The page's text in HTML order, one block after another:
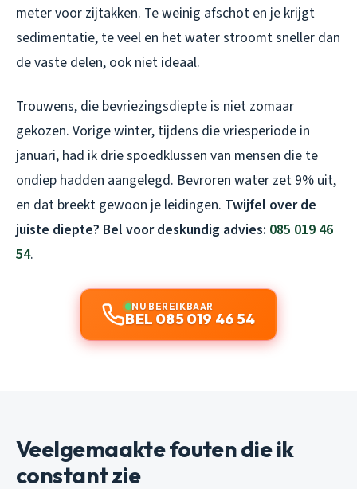
meter voor zijtakken. Te weinig afschot en je krijgt
sedimentatie, te veel en het water stroomt sneller dan
de vaste delen, ook niet ideaal.
Trouwens, die bevriezingsdiepte is niet zomaar
gekozen. Vorige winter, tijdens die vriesperiode in
januari, had ik drie spoedklussen van mensen die te
ondiep hadden aangelegd. Bevroren water zet 9% uit,
en dat breekt gewoon je leidingen. Twijfel over de
juiste diepte? Bel voor deskundig advies: 085 019 46
54.
NU BEREIKBAAR
BEL 085 019 46 54
Veelgemaakte fouten die ik
constant zie